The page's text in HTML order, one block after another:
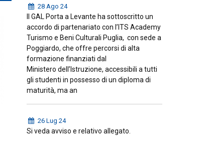
28 Ago 24
Il GAL Porta a Levante ha sottoscritto un
accordo di partenariato con l’ITS Academy
Turismo e Beni Culturali Puglia, con sede a
Poggiardo, che offre percorsi di alta
formazione finanziati dal
Ministero dell’Istruzione, accessibili a tutti
gli studenti in possesso di un diploma di
maturità, ma an
26 Lug 24
Si veda avviso e relativo allegato.